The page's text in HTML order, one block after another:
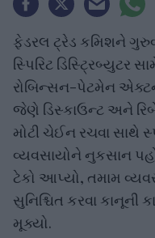
ફેડરલ ટ્રેડ કમિશને
સ્પિરિટ ડિસ્ટ્રિબ્યુટર
રોબિન્સન-પેટમેન
જેણે ડિસ્કાઉન્ટ અને
મોટી ચેઈન રચવા સાથે
વ્યવસાયોને નુકસાન
ટેકો આપ્યો, તમામ
સુનિશ્ચિત કરવા કાનૂની
મૂક્યો.